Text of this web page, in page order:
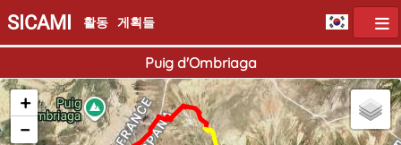
SICAMI 활동 게획들
Puig d'Ombriaga
+
−